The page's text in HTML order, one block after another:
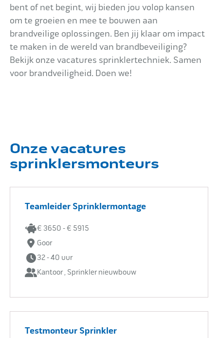
Impact
Onderhoud
bent of net begint, wij bieden jou volop kansen
om te groeien en mee te bouwen aan
brandveilige oplossingen. Ben jij klaar om impact
te maken in de wereld van brandbeveiliging?
Bekijk onze vacatures sprinklertechniek. Samen
voor brandveiligheid. Doen we!
Onze vacatures
sprinklersmonteurs
Teamleider Sprinklermontage
€ 3650 - € 5915
Goor
32 - 40 uur
Kantoor , Sprinkler nieuwbouw
Testmonteur Sprinkler